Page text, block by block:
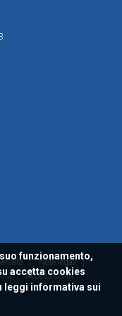
funzionamento,
accetta cookies
leggi informativa sui
| Note legali |
Accessibilità